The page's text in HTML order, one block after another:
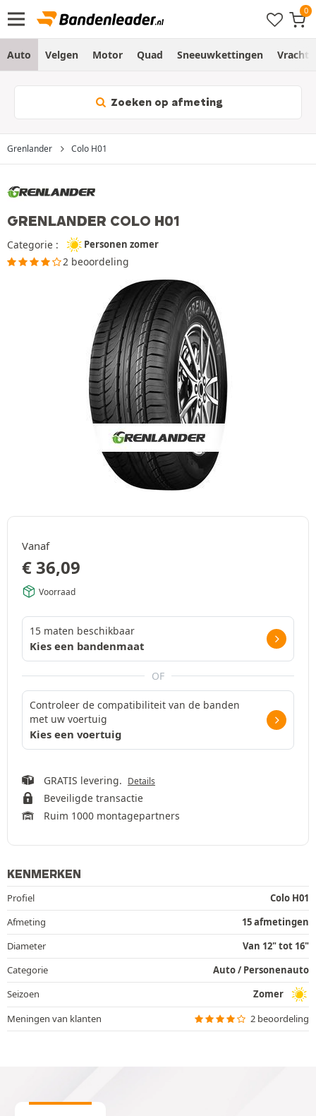
Auto Velgen Motor Quad Sneeuwkettingen
Zoeken op afmeting
Grenlander Colo H01
GRENLANDER COLO H01
Categorie : Personen zomer
2 beoordeling
Vanaf
€ 36,09
Voorraad
15 maten beschikbaar
Kies een bandenmaat
OF
Controleer de compatibiliteit van de banden
met uw voertuig
Kies een voertuig
GRATIS levering. Details
Beveiligde transactie
Ruim 1000 montagepartners
KENMERKEN
Profiel
Colo H01
Afmeting
15 afmetingen
Diameter
Van 12" tot 16"
Categorie
Auto / Personenauto
Seizoen
Zomer
Meningen van klanten
2 beoordeling